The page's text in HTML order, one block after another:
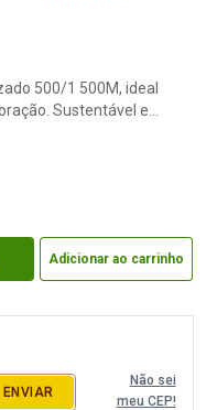
500/1 500M, ideal
Sustentável e
Adicionar ao carrinho
ENVIAR
Não sei
meu CEP!